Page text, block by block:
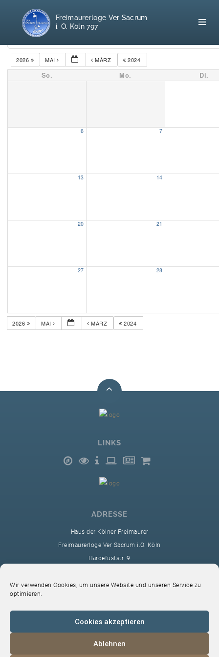
Wir verwenden Cookies, um unsere Website und unseren Service zu
optimieren.
Cookies akzeptieren
Ablehnen
Freimaurerloge Ver Sacrum
i. O. Köln 797
Kategorien
2024
MÄRZ
MAI
2026
So. Mo. Di.
6 7
13 14
20 21
27 28
2024
MÄRZ
MAI
2026
LINKS
ADRESSE
Haus der Kölner Freimaurer
Freimaurerloge Ver Sacrum i.O. Köln
Hardefuststr. 9
sekretariat@ver-sacrum.org
© 2024 Copyright Ver Sacrum